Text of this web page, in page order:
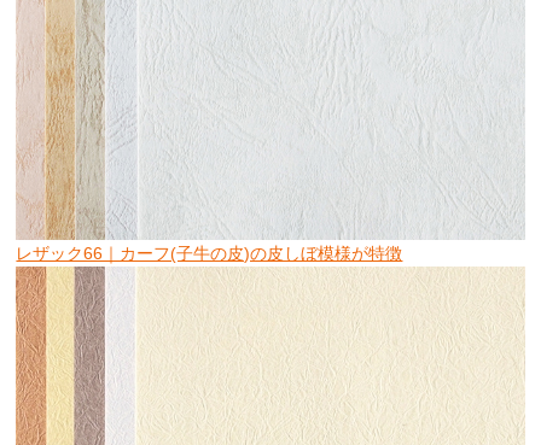
レザック66｜カーフ(子牛の皮)の皮しぼ模様が特徴